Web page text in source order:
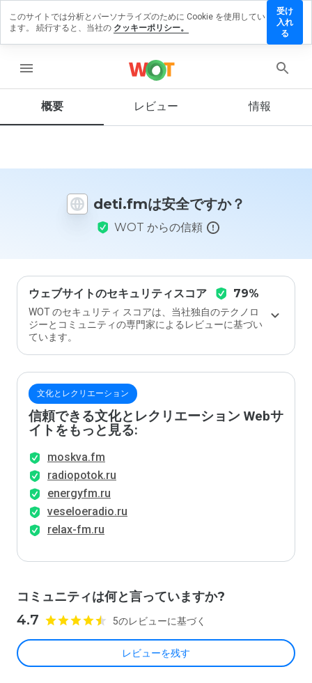
menu
概要 レビュー 情報
deti.fmは安全ですか？
WOT からの信頼
ウェブサイトのセキュリティスコア 79%
WOT のセキュリティ スコアは、当社独自のテクノロ
ジーとコミュニティの専門家によるレビューに基づい
ています。
文化とレクリエーション
信頼できる文化とレクリエーション Webサ
イトをもっと見る:
moskva.fm
radiopotok.ru
energyfm.ru
veseloeradio.ru
relax-fm.ru
コミュニティは何と言っていますか?
4.7 5のレビューに基づく
レビューを残す
レビ
ーを
ブサ
に評
価し
ます
か？
このサイトでは分析とパーソナライズのために Cookie を使用してい
ます。 続行すると、当社の クッキーポリシー。
受け
入れ
る